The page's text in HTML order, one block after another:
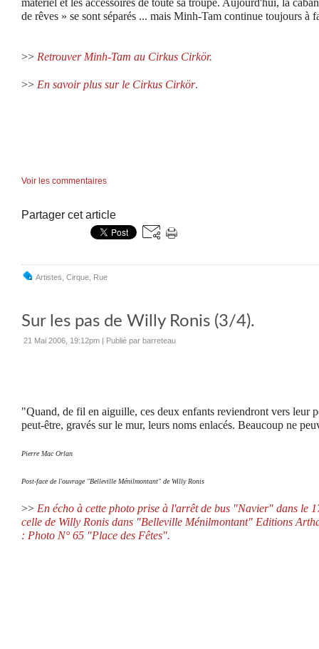
matériel et les accessoires de toute sa troupe. Aujourd'hui, la
de rêves » se sont séparés ... mais Minh-Tam continue toujours à
>> Retrouver Minh-Tam au Cirkus Cirkör.
>> En savoir plus sur le Cirkus Cirkör.
Voir les commentaires
Partager cet article
Artistes Cirque Rue
Sur les pas de Willy Ronis (3/4).
21 Mai 2006, 19:12pm | Publié par barreteau
"Quand, de fil en aiguille, ces deux enfants reviendront vers leur
peut-être, gravés sur le mur, leurs noms enlacés. Beaucoup ne
Pierre Mac Orlan
Post-face de l'ouvrage "Belleville Ménilmontant" de Willy Ronis
>> En écho à cette photo prise à l'arrêt de bus "Navier" dans le
celle de Willy Ronis dans "Belleville Ménilmontant" Editions
: Photo N° 65 "Place des Fêtes".